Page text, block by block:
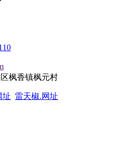
枫香镇枫元村
址 雷天椒.网址